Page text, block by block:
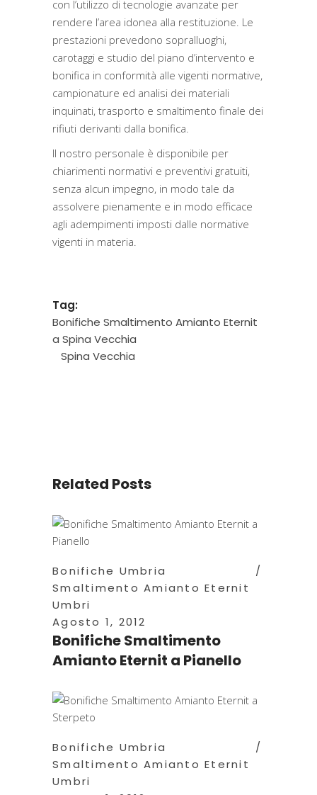
con l’utilizzo di tecnologie avanzate per
rendere l’area idonea alla restituzione. Le
prestazioni prevedono sopralluoghi,
carotaggi e studio del piano d’intervento e
bonifica in conformità alle vigenti normative,
campionature ed analisi dei materiali
inquinati, trasporto e smaltimento finale dei
rifiuti derivanti dalla bonifica.
Il nostro personale è disponibile per
chiarimenti normativi e preventivi gratuiti,
senza alcun impegno, in modo tale da
assolvere pienamente e in modo efficace
agli adempimenti imposti dalle normative
vigenti in materia.
Tag:
Bonifiche Smaltimento Amianto Eternit
a Spina Vecchia
Spina Vecchia
Related Posts
Bonifiche Umbria
Smaltimento Amianto Eternit
Umbri
Agosto 1, 2012
Bonifiche Smaltimento
Amianto Eternit a Pianello
Bonifiche Umbria
Smaltimento Amianto Eternit
Umbri